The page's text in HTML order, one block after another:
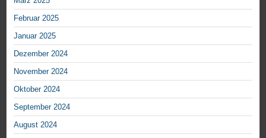
Februar 2025
Januar 2025
Dezember 2024
November 2024
Oktober 2024
September 2024
August 2024